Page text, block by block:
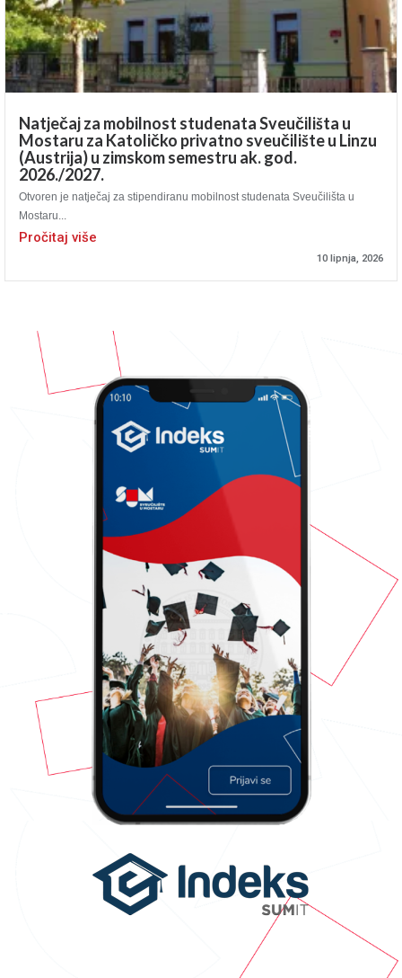
Natječaj za mobilnost studenata Sveučilišta u
Mostaru za Katoličko privatno sveučilište u Linzu
(Austrija) u zimskom semestru ak. god.
2026./2027.
Otvoren je natječaj za stipendiranu mobilnost studenata Sveučilišta u
Mostaru...
Pročitaj više
10 lipnja, 2026